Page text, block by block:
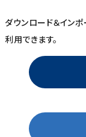
ダウンロード＆イン
利用できます。